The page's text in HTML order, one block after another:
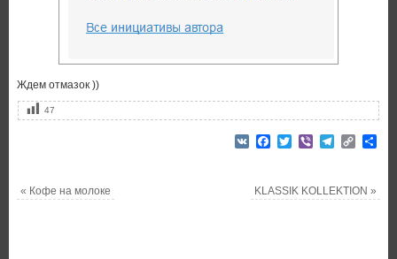
Ждем отмазок ))
47
VK Facebook
TwitterViberTelegram
Copy
« Кофе на молоке KLASSIK KOLLEKTION»